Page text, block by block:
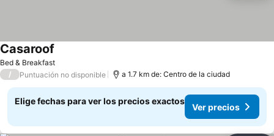
Bed & Breakfast
Casaroof
/ Puntuación no disponible a 1.7 km de: Centro de la ciudad
Elige fechas para ver los precios exactos
Ver precios